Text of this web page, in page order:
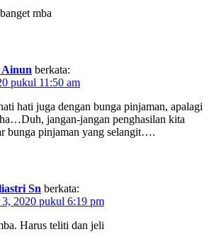
mba
berkata:
pukul 11:50 am
hati juga dengan bunga pinjaman, apalagi
jangan-jangan penghasilan kita
bunga pinjaman yang selangit….
Sn berkata:
3, 2020 pukul 6:19 pm
Harus teliti dan jeli